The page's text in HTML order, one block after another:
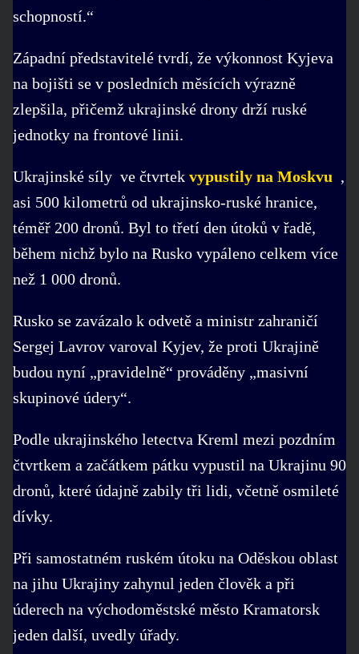
schopností.“
Západní představitelé tvrdí, že výkonnost Kyjeva
na bojišti se v posledních měsících výrazně
zlepšila, přičemž ukrajinské drony drží ruské
jednotky na frontové linii.
Ukrajinské síly ve čtvrtek vypustily na Moskvu ,
asi 500 kilometrů od ukrajinsko-ruské hranice,
téměř 200 dronů. Byl to třetí den útoků v řadě,
během nichž bylo na Rusko vypáleno celkem více
než 1 000 dronů.
Rusko se zavázalo k odvetě a ministr zahraničí
Sergej Lavrov varoval Kyjev, že proti Ukrajině
budou nyní „pravidelně“ prováděny „masivní
skupinové údery“.
Podle ukrajinského letectva Kreml mezi pozdním
čtvrtkem a začátkem pátku vypustil na Ukrajinu 90
dronů, které údajně zabily tři lidi, včetně osmileté
dívky.
Při samostatném ruském útoku na Oděskou oblast
na jihu Ukrajiny zahynul jeden člověk a při
úderech na východoměstské město Kramatorsk
jeden další, uvedly úřady.